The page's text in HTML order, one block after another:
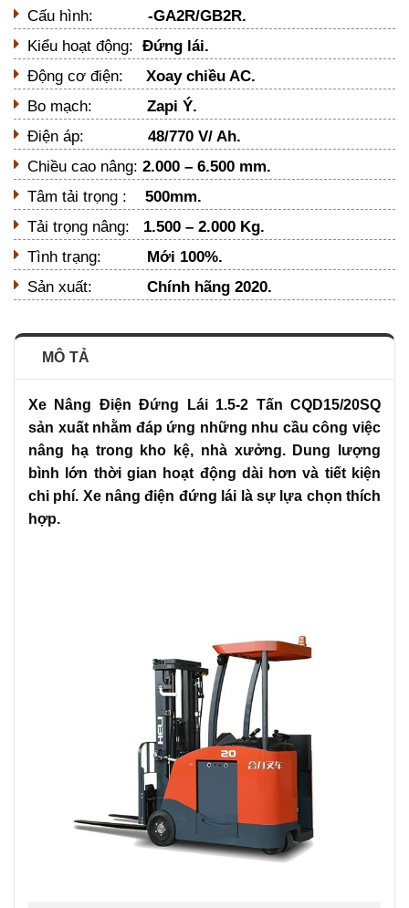
Cấu hình: -GA2R/GB2R.
Kiểu hoạt động: Đứng lái.
Động cơ điện: Xoay chiều AC.
Bo mạch: Zapi Ý.
Điện áp: 48/770 V/ Ah.
Chiều cao nâng: 2.000 – 6.500 mm.
Tâm tải trọng : 500mm.
Tải trọng nâng: 1.500 – 2.000 Kg.
Tình trạng: Mới 100%.
Sản xuất: Chính hãng 2020.
MÔ TẢ
Xe Nâng Điện Đứng Lái 1.5-2 Tấn CQD15/20SQ
sản xuất nhằm đáp ứng những nhu cầu công việc
nâng hạ trong kho kệ, nhà xưởng. Dung lượng
bình lớn thời gian hoạt động dài hơn và tiết kiện
chi phí. Xe nâng điện đứng lái là sự lựa chọn thích
hợp.